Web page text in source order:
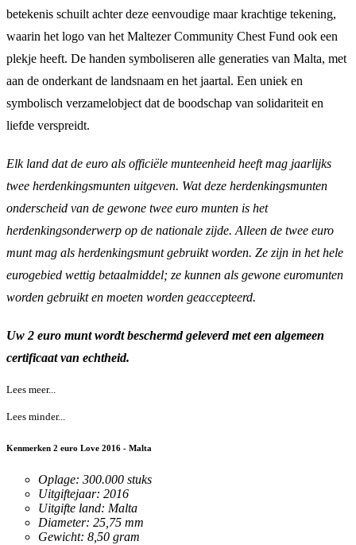
betekenis schuilt achter deze eenvoudige maar krachtige tekening,
waarin het logo van het Maltezer Community Chest Fund ook een
plekje heeft. De handen symboliseren alle generaties van Malta, met
aan de onderkant de landsnaam en het jaartal. Een uniek en
symbolisch verzamelobject dat de boodschap van solidariteit en
liefde verspreidt.
Elk land dat de euro als officiële munteenheid heeft mag jaarlijks
twee herdenkingsmunten uitgeven. Wat deze herdenkingsmunten
onderscheid van de gewone twee euro munten is het
herdenkingsonderwerp op de nationale zijde. Alleen de twee euro
munt mag als herdenkingsmunt gebruikt worden. Ze zijn in het hele
eurogebied wettig betaalmiddel; ze kunnen als gewone euromunten
worden gebruikt en moeten worden geaccepteerd.
Uw 2 euro munt wordt beschermd geleverd met een algemeen
certificaat van echtheid.
Lees meer...
Lees minder...
Kenmerken 2 euro Love 2016 - Malta
Oplage: 300.000 stuks
Uitgiftejaar: 2016
Uitgifte land: Malta
Diameter: 25,75 mm
Gewicht: 8,50 gram